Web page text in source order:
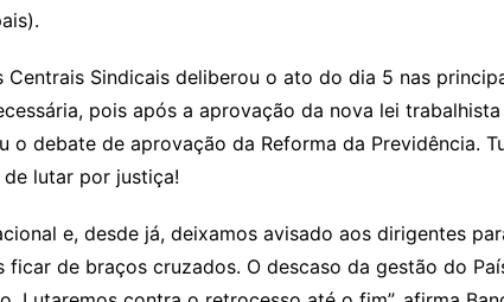
Sindicais deliberou o ato do dia 5 nas
pois após a aprovação da nova lei
debate de aprovação da Reforma da Previdência.
lutar por justiça!
e, desde já, deixamos avisado aos dirigentes
de braços cruzados. O descaso da gestão do